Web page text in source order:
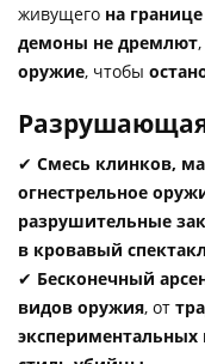
живущего на
демоны не дремлют
оружие, чтобы
✔ Смесь клинков,
огнестрельное
разрушительные
в кровавый
✔ Бесконечный
видов оружия, от